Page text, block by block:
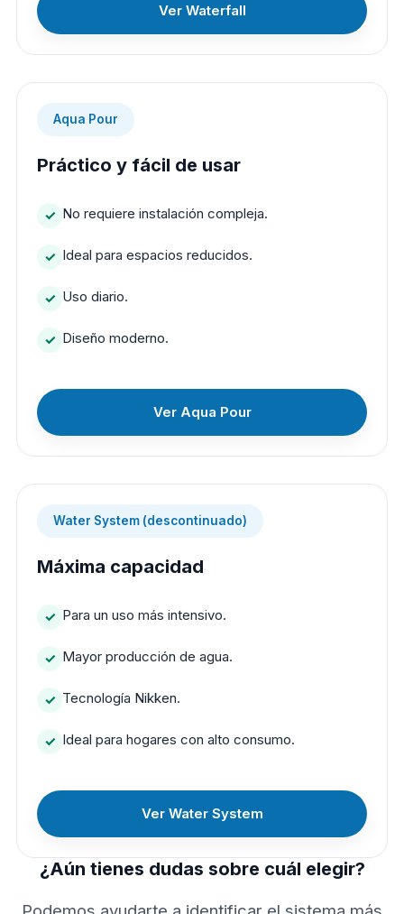
Ver Waterfall
Aqua Pour
Práctico y fácil de usar
No requiere instalación compleja.
Ideal para espacios reducidos.
Uso diario.
Diseño moderno.
Ver Aqua Pour
Water System (descontinuado)
Máxima capacidad
Para un uso más intensivo.
Mayor producción de agua.
Tecnología Nikken.
Ideal para hogares con alto consumo.
Ver Water System
¿Aún tienes dudas sobre cuál elegir?